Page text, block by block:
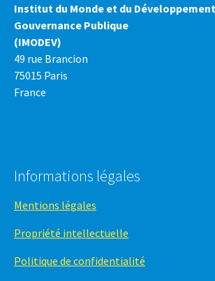
Institut du Monde et du
Gouvernance Publique
(IMODEV)
49 rue Brancion
75015 Paris
France
Informations légales
Mentions légales
Propriété intellectuelle
Politique de confidentialité